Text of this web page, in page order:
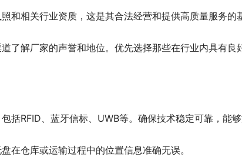
和相关行业资质，这是其合法经营和提供高质量服务的
了解厂家的声誉和地位。优先选择那些在行业内具有良
括RFID、蓝牙信标、UWB等。确保技术稳定可靠，能
在仓库或运输过程中的位置信息准确无误。